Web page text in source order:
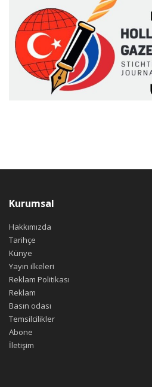
Kurumsal
Hakkımızda
Tarihçe
Künye
Yayın ilkeleri
Reklam Politikası
Reklam
Basın odası
Temsilcilikler
Abone
İletişim